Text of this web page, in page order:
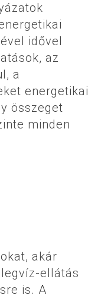
idővel
az
a
energetikai
összeget
minden
akár
ellátás
is. A